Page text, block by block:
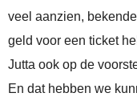
veel aanzien,
geld voor een ticket
Jutta ook op de
En dat hebben we